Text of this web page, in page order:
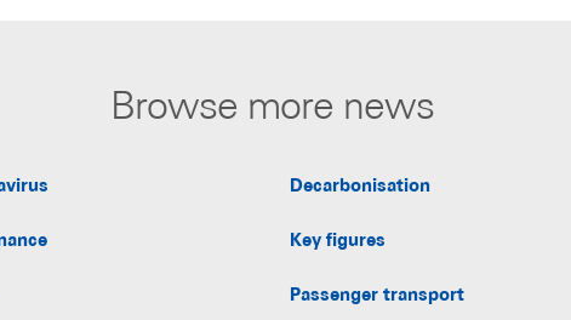
Browse more news
Decarbonisation
Key figures
Passenger transport